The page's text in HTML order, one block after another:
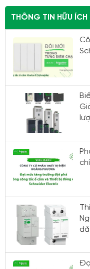
THÔNG TIN HỮU ÍCH